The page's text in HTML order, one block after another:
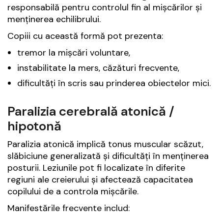
responsabilă pentru controlul fin al mișcărilor și
menținerea echilibrului.
Copiii cu această formă pot prezenta:
tremor la mișcări voluntare,
instabilitate la mers, căzături frecvente,
dificultăți în scris sau prinderea obiectelor mici.
Paralizia cerebrală atonică /
hipotonă
Paralizia atonică implică tonus muscular scăzut,
slăbiciune generalizată și dificultăți în menținerea
posturii. Leziunile pot fi localizate în diferite
regiuni ale creierului și afectează capacitatea
copilului de a controla mișcările.
Manifestările frecvente includ: